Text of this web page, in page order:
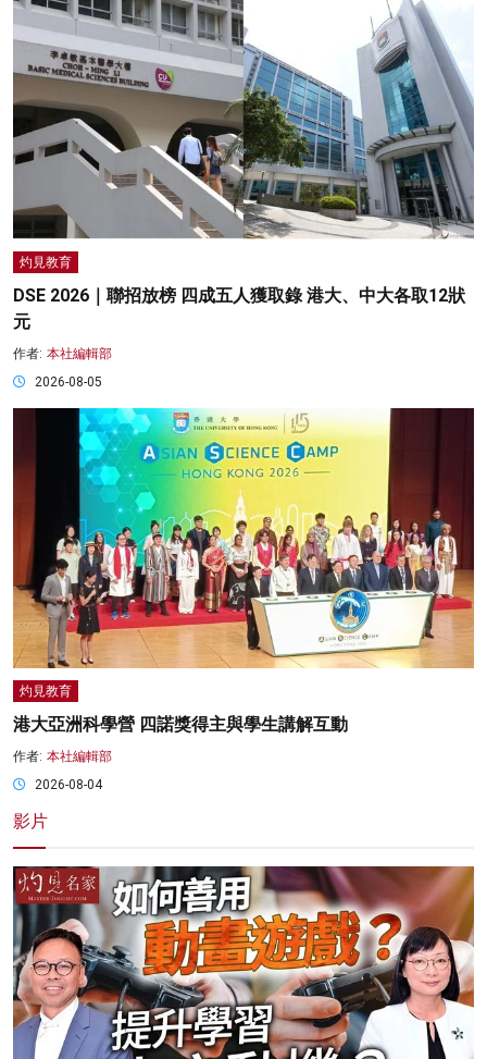
灼見教育
DSE 2026｜聯招放榜 四成五人獲取錄 港大、中大各取12狀
元
作者: 本社編輯部
2026-08-05
灼見教育
港大亞洲科學營 四諾獎得主與學生講解互動
作者: 本社編輯部
2026-08-04
影片